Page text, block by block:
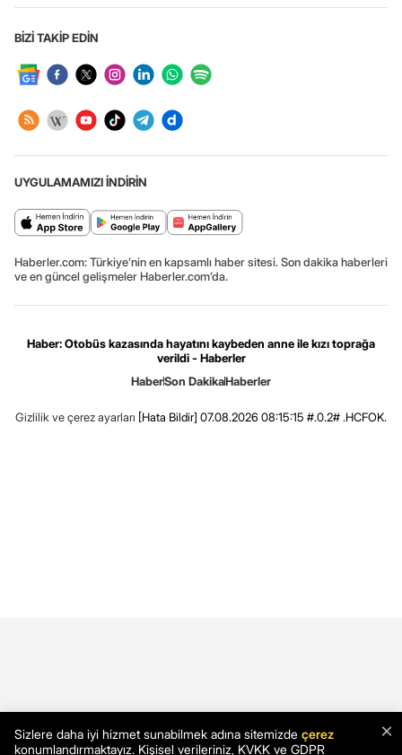
BİZİ TAKİP EDİN
UYGULAMAMIZI İNDİRİN
Haberler.com: Türkiye’nin en kapsamlı haber sitesi. Son dakika haberleri
ve en güncel gelişmeler Haberler.com’da.
Haber: Otobüs kazasında hayatını kaybeden anne ile kızı toprağa
verildi - Haberler
HaberSon DakikaHaberler
Gizlilik ve çerez ayarları [Hata Bildir] 07.08.2026 08:15:15 #.0.2# .HCFOK.
×
Sizlere daha iyi hizmet sunabilmek adına sitemizde çerez
konumlandırmaktayız. Kişisel verileriniz, KVKK ve GDPR